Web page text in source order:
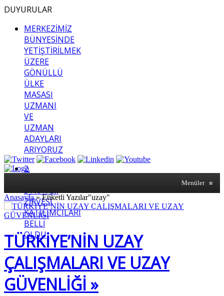
DUYURULAR
MERKEZİMİZ
BÜNYESİNDE
YETİŞTİRİLMEK
ÜZERE
GÖNÜLLÜ
ÜLKE
MASASI
UZMANI
VE
UZMAN
ADAYLARI
ARIYORUZ
2.
STRATEJİ
ZİRVESİ
KATILIMCILARI
BELLİ
OLDU
Menüler ≡
Anasayfa»Etiketli Yazılar"uzay"
TÜRKİYE’NİN UZAY
ÇALIŞMALARI VE UZAY
GÜVENLİĞİ »